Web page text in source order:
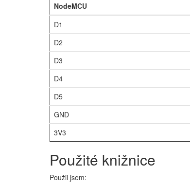
NodeMCU
D1
D2
D3
D4
D5
GND
3V3
Použité knižnice
Použil jsem: